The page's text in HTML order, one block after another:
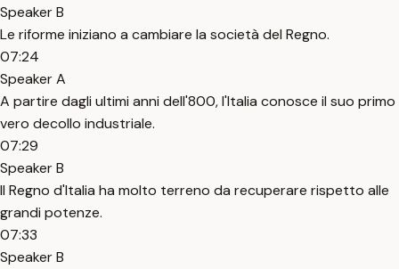
Speaker B
Le riforme iniziano a cambiare la società del Regno.
07:24
Speaker A
A partire dagli ultimi anni dell'800, l'Italia conosce il suo primo
vero decollo industriale.
07:29
Speaker B
Il Regno d'Italia ha molto terreno da recuperare rispetto alle
grandi potenze.
07:33
Speaker B